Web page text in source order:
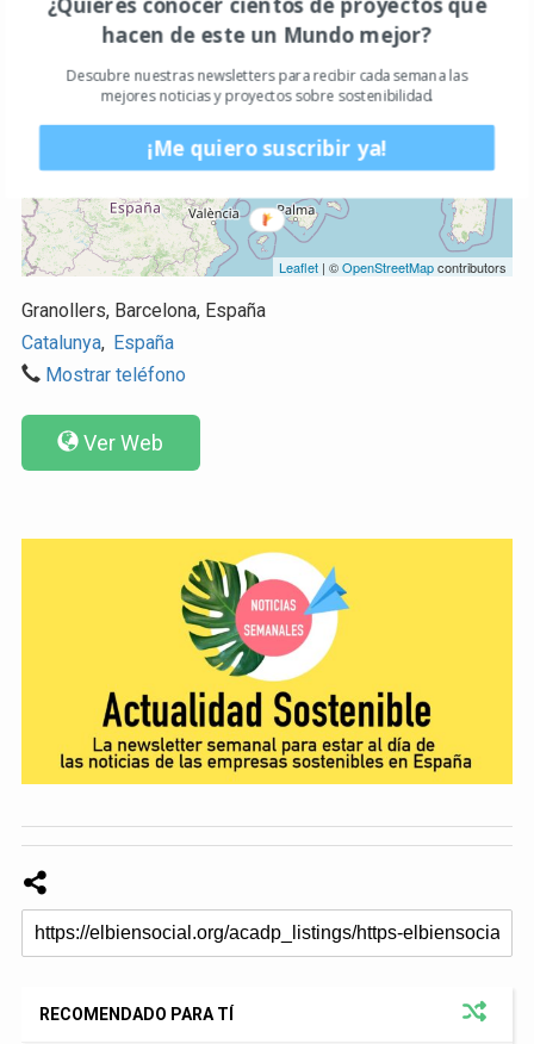
Leaflet | ©OpenStreetMapcontributors
Granollers, Barcelona, España
Catalunya, España
Mostrar teléfono
Ver Web
RECOMENDADO PARA TÍ
hacen de este un Mundo mejor?
Descubre nuestras newsletters para recibir cada semana las
mejores noticias y proyectos sobre sostenibilidad.
¡Me quiero suscribir ya!